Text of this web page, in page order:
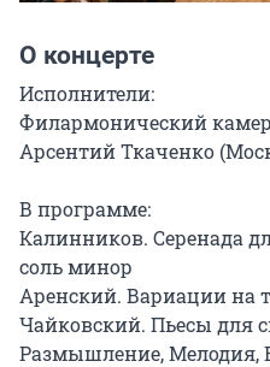
О концерте
Исполнители:
Филармонический
Арсентий Ткаченко
В программе:
Калинников. Серенада
соль минор
Аренский. Вариации на
Чайковский. Пьесы для
Размышление, Мелодия,